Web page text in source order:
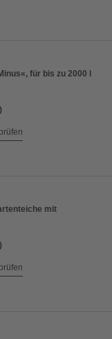
für bis zu 2000 l
mit